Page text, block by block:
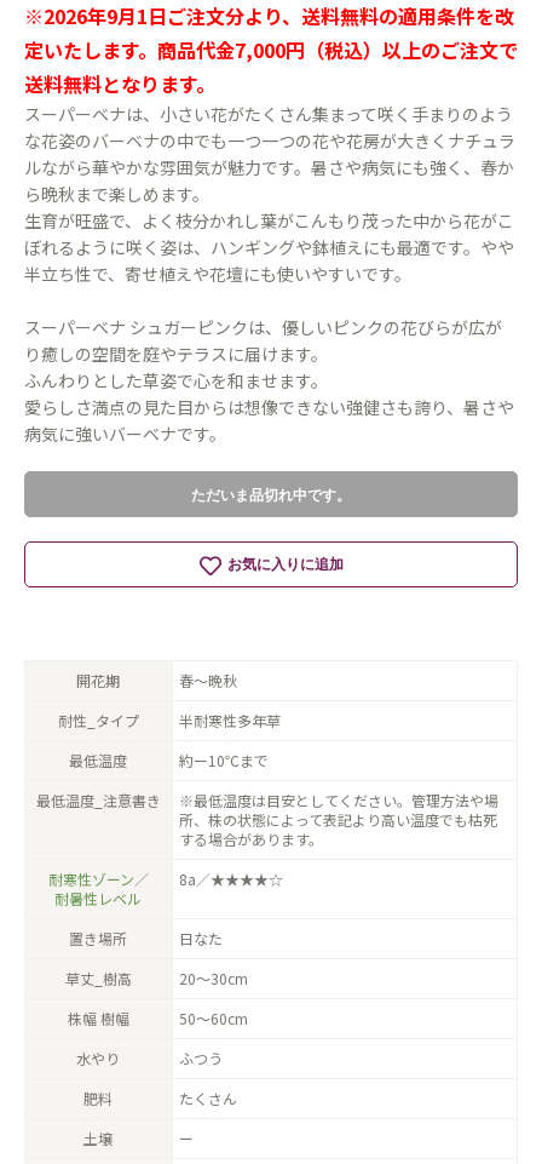
※2026年9月1日ご注文分より、送料無料の適用条件を改
定いたします。商品代金7,000円（税込）以上のご注文で
送料無料となります。
スーパーベナは、小さい花がたくさん集まって咲く手まりのよう
な花姿のバーベナの中でも一つ一つの花や花房が大きくナチュラ
ルながら華やかな雰囲気が魅力です。暑さや病気にも強く、春か
ら晩秋まで楽しめます。
生育が旺盛で、よく枝分かれし葉がこんもり茂った中から花がこ
ぼれるように咲く姿は、ハンギングや鉢植えにも最適です。やや
半立ち性で、寄せ植えや花壇にも使いやすいです。
スーパーベナ シュガーピンクは、優しいピンクの花びらが広が
り癒しの空間を庭やテラスに届けます。
ふんわりとした草姿で心を和ませます。
愛らしさ満点の見た目からは想像できない強健さも誇り、暑さや
病気に強いバーベナです。
ただいま品切れ中です。
お気に入りに追加
開花期
春〜晩秋
耐性_タイプ
半耐寒性多年草
最低温度
約ー10℃まで
最低温度_注意書き
※最低温度は目安としてください。管理方法や場
所、株の状態によって表記より高い温度でも枯死
する場合があります。
耐寒性ゾーン／
耐暑性レベル
8a／★★★★☆
置き場所
日なた
草丈_樹高
20〜30cm
株幅 樹幅
50〜60cm
水やり
ふつう
肥料
たくさん
土壌
ー